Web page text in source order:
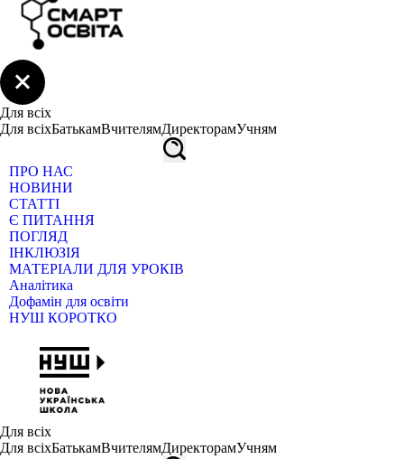
Для всіх
Для всіхБатькамВчителямДиректорамУчням
ПРО НАС
НОВИНИ
СТАТТІ
Є ПИТАННЯ
ПОГЛЯД
ІНКЛЮЗІЯ
МАТЕРІАЛИ ДЛЯ УРОКІВ
Аналітика
Дофамін для освіти
НУШ КОРОТКО
Для всіх
Для всіхБатькамВчителямДиректорамУчням